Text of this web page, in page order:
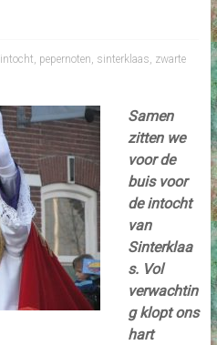
intocht pepernoten sinterklaas zwarte
Samen
zitten we
voor de
buis voor
de intocht
van
Sinterklaa
s. Vol
verwachtin
g klopt ons
hart